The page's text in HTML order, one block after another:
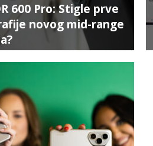
600 Pro: Stigle prve
novog mid-range